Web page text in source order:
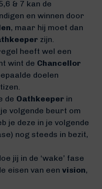
& 7 kan de
en winnen door
, maar hij moet dan
zijn.
heeft wel een
wint de Chancellor
doelen
de Oathkeeper in
volgende beurt om
je deze in je volgende
nog steeds in bezit,
jij in de ‘wake’ fase
eisen van een vision,